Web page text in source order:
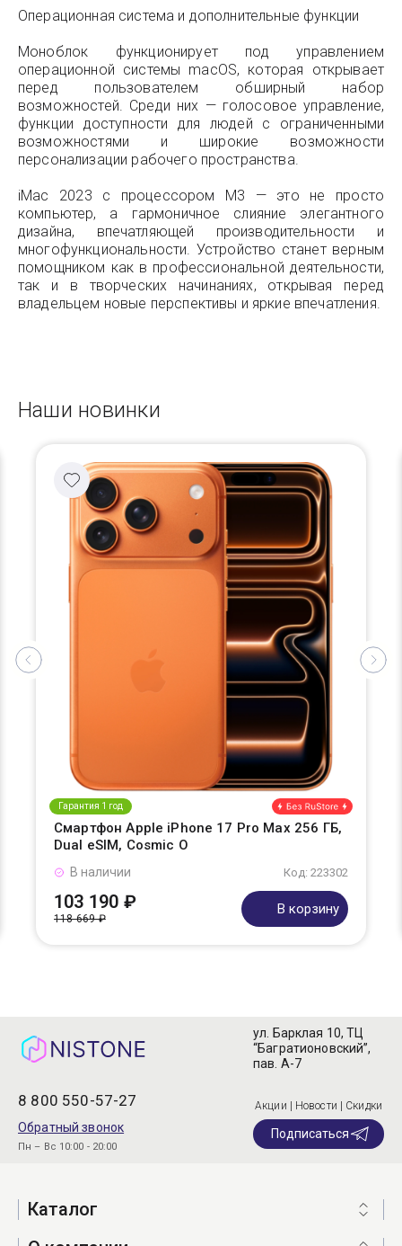
Операционная система и дополнительные функции
Моноблок функционирует под управлением
операционной системы macOS, которая открывает
перед пользователем обширный набор
возможностей. Среди них — голосовое управление,
функции доступности для людей с ограниченными
возможностями и широкие возможности
персонализации рабочего пространства.
iMac 2023 с процессором M3 — это не просто
компьютер, а гармоничное слияние элегантного
дизайна, впечатляющей производительности и
многофункциональности. Устройство станет верным
помощником как в профессиональной деятельности,
так и в творческих начинаниях, открывая перед
владельцем новые перспективы и яркие впечатления.
Наши новинки
Гарантия 1 год
Смартфон Apple iPhone 17 Pro Max 256 ГБ,
Dual eSIM, Cosmic O
Код: 223302
В наличии
103 190 ₽
118 669 ₽
В корзину
8 800 550-57-27
Обратный звонок
Пн – Вс 10:00 - 20:00
ул. Барклая 10, ТЦ
“Багратионовский”,
пав. А-7
Акции | Новости | Скидки
Подписаться
Каталог